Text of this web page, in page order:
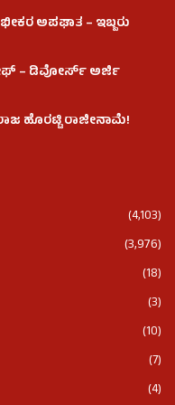
ಅಪಘಾತ – ಇಬ್ಬರು
– ಡಿವೋರ್ಸ್ ಅರ್ಜಿ
ಹೊರಟ್ಟಿ ರಾಜೀನಾಮೆ!
(4,103)
(3,976)
(18)
(3)
(10)
(7)
(4)